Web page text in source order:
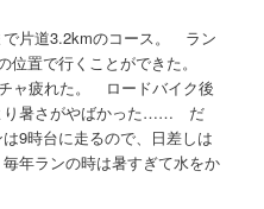
片道3.2kmのコース。 ラン
位置で行くことができた。
ャ疲れた。 ロードバイク後
り暑さがやばかった…… だ
9時台に走るので、日差しは
年ランの時は暑すぎて水をか